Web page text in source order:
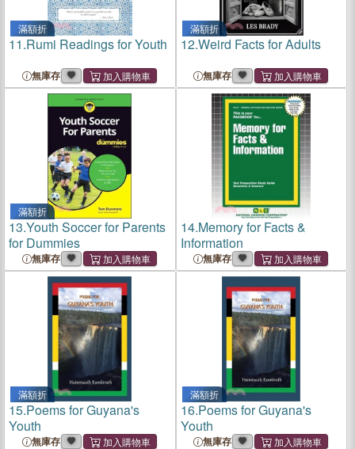
滿額折
11.Rumi Readings for Youth
無庫存
滿額折
12.Weird Facts for Adults
無庫存
滿額折
13.Youth Soccer for Parents
for Dummies
無庫存
14.Memory for Facts &
Information
無庫存
滿額折
15.Poems for Guyana's
Youth
無庫存
滿額折
16.Poems for Guyana's
Youth
無庫存